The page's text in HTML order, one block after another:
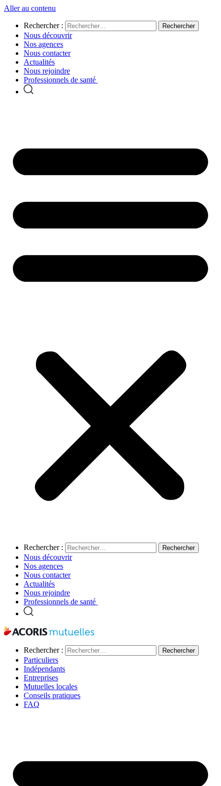
Aller au contenu
Rechercher :
Nous découvrir
Nos agences
Nous contacter
Actualités
Nous rejoindre
Professionnels de santé
Rechercher :
Nous découvrir
Nos agences
Nous contacter
Actualités
Nous rejoindre
Professionnels de santé
Rechercher :
Particuliers
Indépendants
Entreprises
Mutuelles locales
Conseils pratiques
FAQ